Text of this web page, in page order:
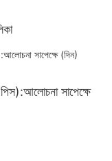
সাপেক্ষে